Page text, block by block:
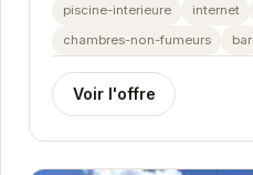
piscine-interieure internet
chambres-non-fumeurs
bar
Voir l'offre